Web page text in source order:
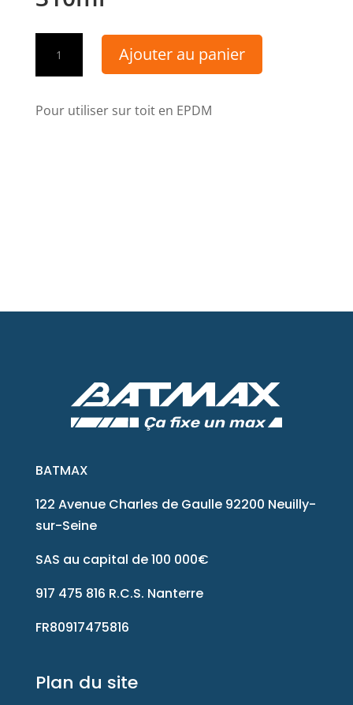
-
Ajouter au panier
Pour utiliser sur toit en EPDM
BATMAX
122 Avenue Charles de Gaulle 92200 Neuilly-
sur-Seine
SAS au capital de 100 000€
917 475 816 R.C.S. Nanterre
FR80917475816
Plan du site